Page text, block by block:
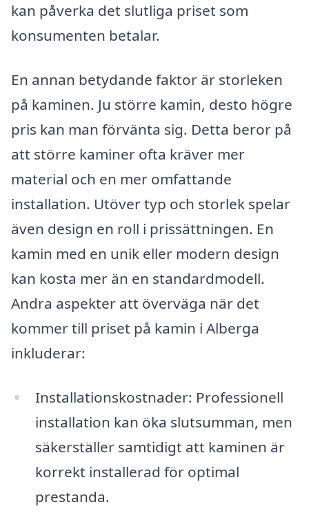
kan påverka det slutliga priset som
konsumenten betalar.
En annan betydande faktor är storleken
på kaminen. Ju större kamin, desto högre
pris kan man förvänta sig. Detta beror på
att större kaminer ofta kräver mer
material och en mer omfattande
installation. Utöver typ och storlek spelar
även design en roll i prissättningen. En
kamin med en unik eller modern design
kan kosta mer än en standardmodell.
Andra aspekter att överväga när det
kommer till priset på kamin i Alberga
inkluderar:
Installationskostnader: Professionell
installation kan öka slutsumman, men
säkerställer samtidigt att kaminen är
korrekt installerad för optimal
prestanda.